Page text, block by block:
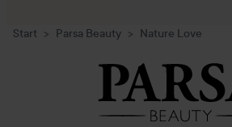
Start Parsa Beauty Nature Love